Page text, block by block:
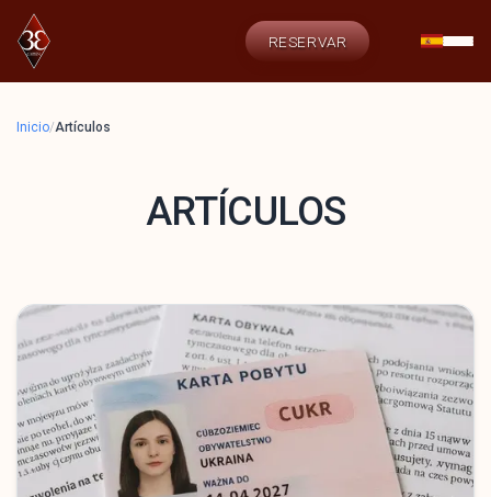
RESERVAR
Inicio/Artículos
ARTÍCULOS